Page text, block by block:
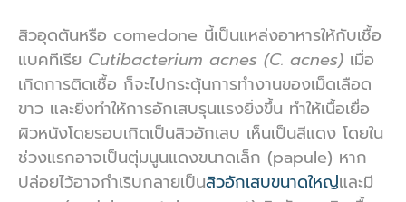
สิวอุดตันหรือ comedone นี้เป็นแหล่งอาหารให้กับเชื้อ
แบคทีเรีย Cutibacterium acnes (C. acnes) เมื่อ
เกิดการติดเชื้อ ก็จะไปกระตุ้นการทำงานของเม็ดเลือด
ขาว และยิ่งทำให้การอักเสบรุนแรงยิ่งขึ้น ทำให้เนื้อเยื่อ
ผิวหนังโดยรอบเกิดเป็นสิวอักเสบ เห็นเป็นสีแดง โดยใน
ช่วงแรกอาจเป็นตุ่มนูนแดงขนาดเล็ก (papule) หาก
ปล่อยไว้อาจกำเริบกลายเป็นสิวอักเสบขนาดใหญ่และมี